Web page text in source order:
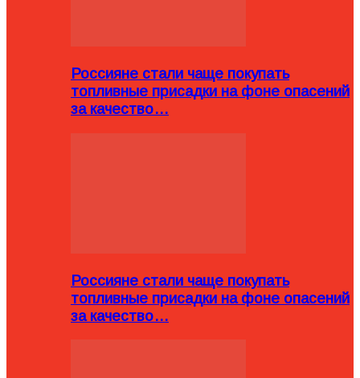
Россияне стали чаще покупать
топливные присадки на фоне опасений
за качество…
Россияне стали чаще покупать
топливные присадки на фоне опасений
за качество…